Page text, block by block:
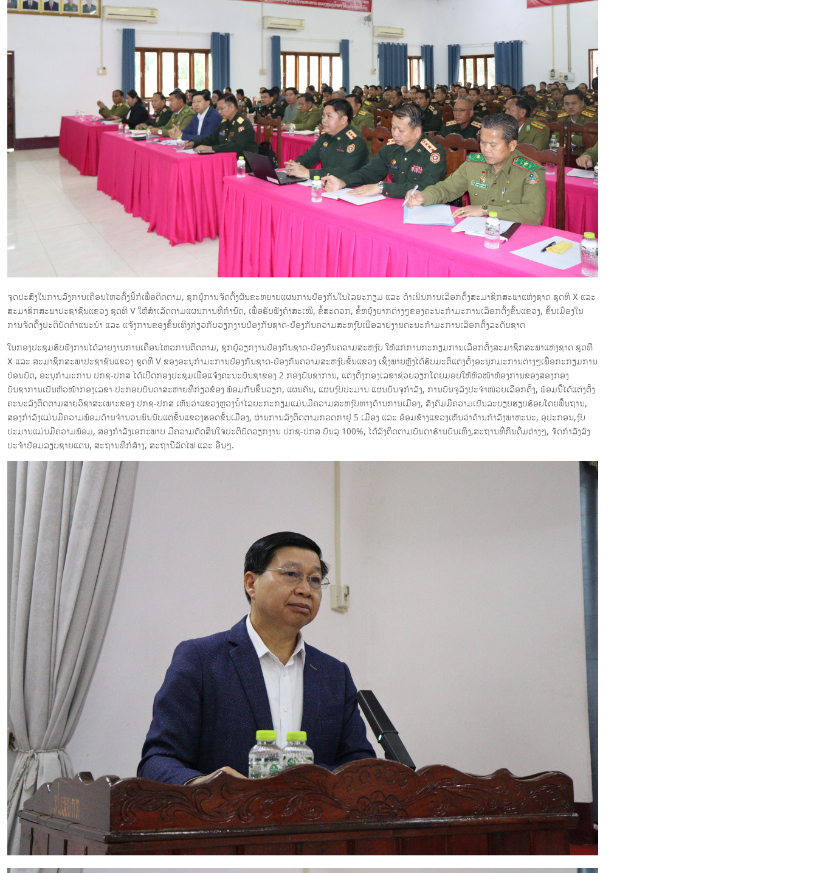
ຈຸດປະສົງໃນການລົງການເຄື່ອນໄຫວຄັ້ງນີ້ກໍເພື່ອຕິດຕາມ, ຊຸກຍູ້ການຈັດຕັ້ງຜັນຂະຫຍາຍແຜນການປ້ອງກັນໃນໄລຍະກຽມ ແລະ ດຳເນີນການເລືອກຕັ້ງສະມາຊິກສະພາແຫ່ງຊາດ ຊຸດທີ X ແລະ
ສະມາຊິກສະພາປະຊາຊົນແຂວງ ຊຸດທີ V ໃຫ້ສໍາເລັດຕາມແຜນການທີ່ກໍານົດ, ເພື່ອຮັບຟັງຄໍາສະເໜີ, ຂໍ້ສະດວກ, ຂໍ້ຫຍຸ້ງຍາກຕ່າງໆຂອງຄະນະກຳມະການເລືອກຕັ້ງຂັ້ນແຂວງ, ຂັ້ນເມືອງໃນ
ການຈັດຕັ້ງປະຕິບັດຄຳແນະນຳ ແລະ ແຈ້ງການຂອງຂັ້ນເທິງກ່ຽວກັບວຽກງານປ້ອງກັນຊາດ-ປ້ອງກັນຄວາມສະຫງົບເພື່ອລາຍງານຄະນະກຳມະການເລືອກຕັ້ງລະດັບຊາດ
ໃນກອງປະຊຸມຮັບຟັງການໄດ້ລາຍງານການເຄື່ອນໄຫວການຕິດຕາມ, ຊຸກຍູ້ວຽກງານປ້ອງກັນຊາດ-ປ້ອງກັນຄວາມສະຫງົບ ໃຫ້ແກ່ການກະກຽມການເລືອກຕັ້ງສະມາຊິກສະພາແຫ່ງຊາດ ຊຸດທີ
X ແລະ ສະມາຊິກສະພາປະຊາຊົນແຂວງ ຊຸດທີ V ຂອງອະນຸກໍາມະການປ້ອງກັນຊາດ-ປ້ອງກັນຄວາມສະຫງົບຂັ້ນແຂວງ ເຊິ່ງພາຍຫຼັງໄດ້ຮັບມະຕິແຕ່ງຕັ້ງອະນູກມະການຕ່າງໆເພື່ອກະກຽມການ
ປ່ອນບັດ, ອະນຸກຳມະການ ປກຊ-ປກສ ໄດ້ເປີດກອງປະຊຸມເພື່ອແຈ້ງຄະນະບັນຊາຂອງ 2 ກອງບັນຊາການ, ແຕ່ງຕັ້ງກອງເລຂາຊ່ວຍວຽກໂດຍມອບໃຫ້ຫົວໜ້າຫ້ອງການຂອງສອງກອງ
ບັນຊາການເປັນຫົວໜ້າກອງເລຂາ ປະກອບບັນດາສະຫາຍທີ່ກ່ຽວຂ້ອງ ພ້ອມກັນຂຶ້ນວຽກ, ແຜນຄົນ, ແຜນງົບປະມານ ແຜນບັນຈຸກໍາລັງ, ການບັນຈຸລົງປະຈໍາໜ່ວຍເລືອກຕັ້ງ, ພ້ອມນີ້ໄດ້ແຕ່ງຕັ້ງ
ຄະນະລົງຕິດຕາມສາຍວິຊາສະເພາະຂອງ ປກຊ-ປກສ ເຫັນວ່າແຂວງຫຼວງນໍ້າໄລຍະກະກຽມແມ່ນມີຄວາມສະຫງົບທາງດ້ານການເມືອງ, ສັງຄົມມີຄວາມເປັນລະບຽບຮຽບຮ້ອຍໂດຍພື້ນຖານ,
ສອງກຳລັງແມ່ນມີຄວາມພ້ອມດ້ານຈຳນວນພົນນັບແຕ່ຂັ້ນແຂວງຮອດຂັ້ນເມືອງ, ຜ່ານການລົງຕິດຕາມກວດກາຢູ່ 5 ເມືອງ ແລະ ອ້ອມຂ້າງແຂວງເຫັນວ່າດ້ານກຳລັງພາຫະນະ, ອຸປະກອນ,ງົບ
ປະມານແມ່ນມີຄວາມພ້ອມ, ສອງກຳລັງເອກະພາບ ມີຄວາມຕັດສິນໃຈປະຕິບັດວຽກງານ ປກຊ-ປກສ ບັນລຸ 100%, ໄດ້ລົງຕິດຕາມບັນດາຮ້ານບັນເທິງ,ສະຖານທີ່ກິນດື່ມຕ່າງໆ, ຈັດກໍາລັງລົງ
ປະຈໍາປ້ອມລຽບຊາຍແດນ, ສະຖານທີ່ກໍ່ສ້າງ, ສະຖານີລົດໄຟ ແລະ ອື່ນໆ.